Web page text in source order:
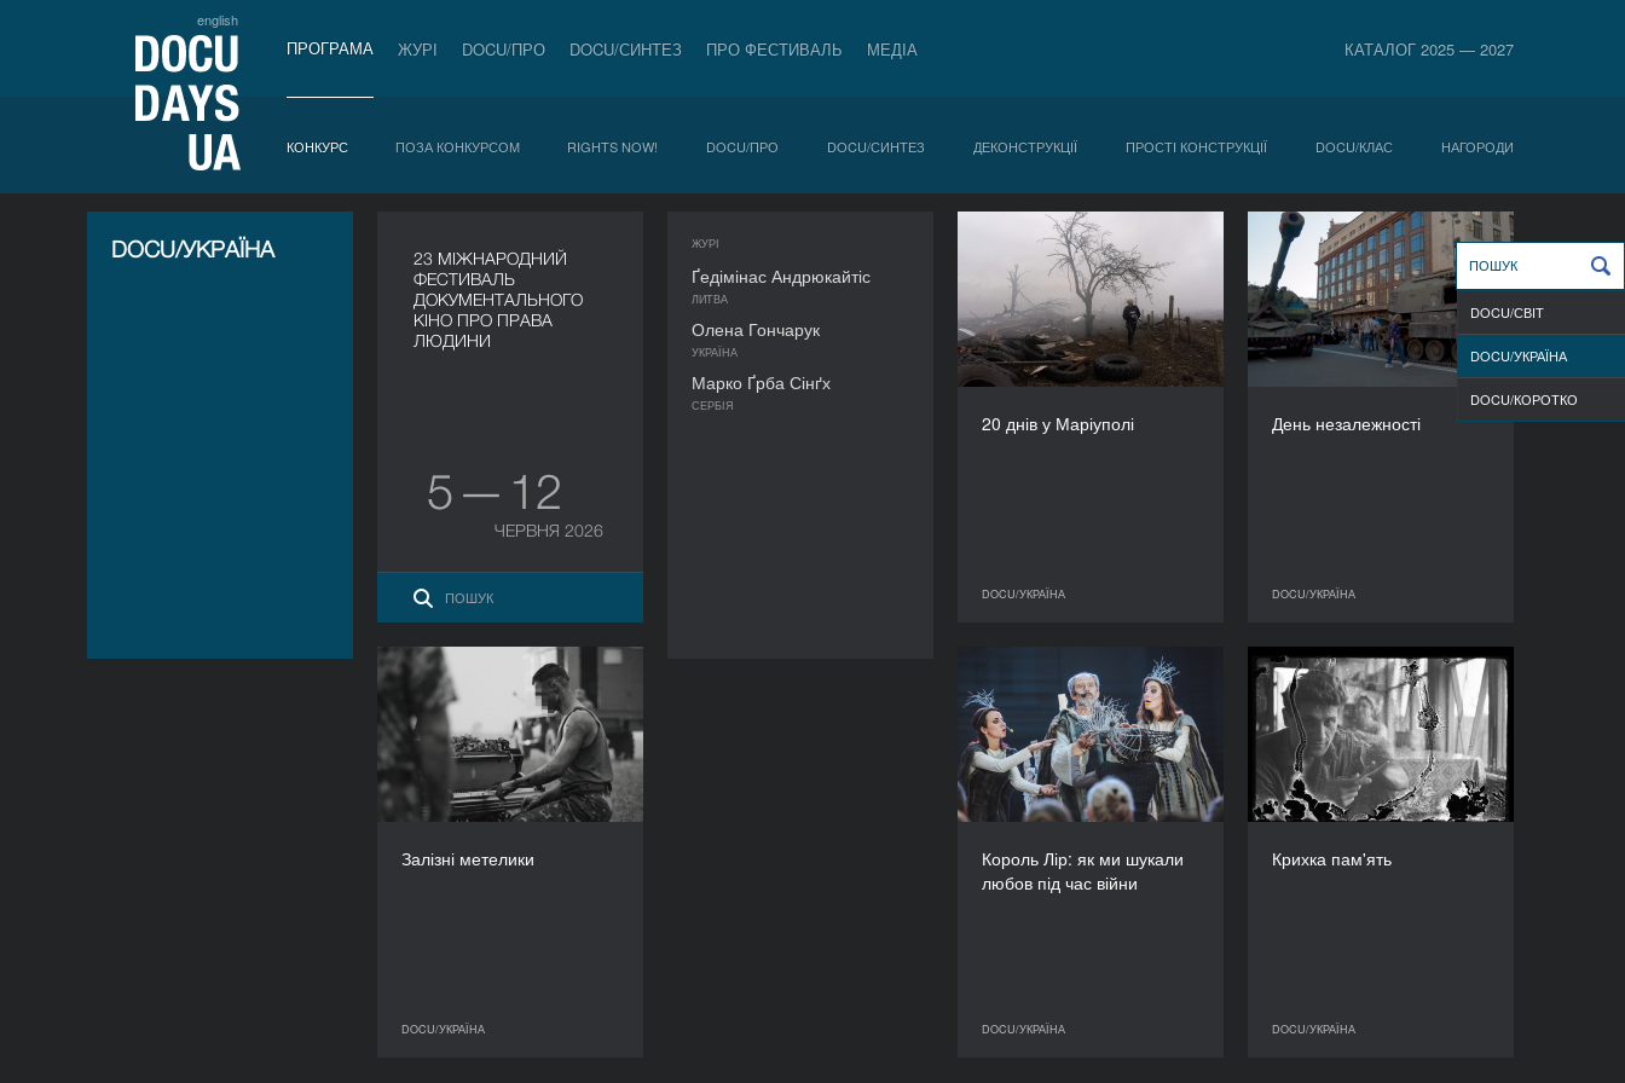
english
ПРОГРАМА ЖУРІ DOCU/ПРО DOCU/СИНТЕЗ ПРО ФЕСТИВАЛЬ МЕДІА КАТАЛОГ 2025 — 2027
КОНКУРС ПОЗА КОНКУРСОМ RIGHTS NOW! DOCU/ПРО DOCU/СИНТЕЗ ДЕКОНСТРУКЦІЇ ПРОСТІ КОНСТРУКЦІЇ DOCU/КЛАС НАГОРОДИ
DOCU/УКРАЇНА
23 МІЖНАРОДНИЙ
ФЕСТИВАЛЬ
ДОКУМЕНТАЛЬНОГО
КІНО ПРО ПРАВА
ЛЮДИНИ
5 — 12
ЧЕРВНЯ 2026
ЖУРІ
Ґедімінас Андрюкайтіс
ЛИТВА
Олена Гончарук
УКРАЇНА
Марко Ґрба Сінґх
СЕРБІЯ
20 днів у Маріуполі
DOCU/УКРАЇНА
20 днів у Маріуполі
2023
КРАЇНА
Україна
РЕЖИСЕР/-КА
День незалежності
DOCU/УКРАЇНА
День незалежності
2023
КРАЇНА
Україна, Польща
РЕЖИСЕР/-КА
Володимир Тихий
Залізні метелики
DOCU/УКРАЇНА
Залізні метелики
РІК
2023
КРАЇНА
Україна, Німеччина
РЕЖИСЕР/-КА
Король Лір: як ми шукали
любов під час війни
DOCU/УКРАЇНА
Король Лір: як ми
шукали любов під час
війни
РІК
2023
КРАЇНА
РЕЖИСЕР/-КА
Дмитро Грешко
Крихка пам'ять
DOCU/УКРАЇНА
Крихка пам'ять
РІК
2022
КРАЇНА
Україна, Словаччина
РЕЖИСЕР/-КА
DOCU/СВІТ
DOCU/УКРАЇНА
DOCU/КОРОТКО